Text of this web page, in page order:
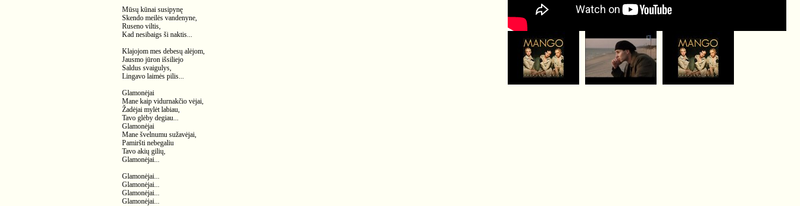
Mūsų kūnai susipynę
Skendo meilės vandenyne,
Ruseno viltis,
Kad nesibaigs ši naktis...
Klajojom mes debesų alėjom,
Jausmo jūron išsiliejo
Saldus svaigulys,
Lingavo laimės pilis...
Glamonėjai
Mane kaip vidurnakčio vėjai,
Žadėjai mylėt labiau,
Tavo glėby degiau...
Glamonėjai
Mane švelnumu sužavėjai,
Pamiršti nebegaliu
Tavo akių gilių,
Glamonėjai...
Glamonėjai...
Glamonėjai...
Glamonėjai...
Glamonėjai...